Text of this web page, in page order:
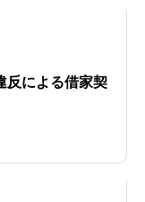
反による借家契